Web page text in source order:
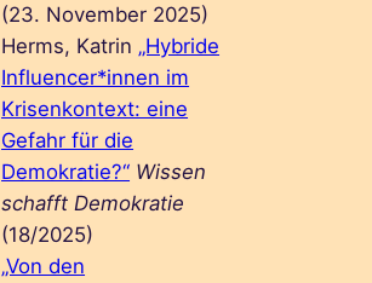
(23. November 2025)
Herms, Katrin „Hybride
Influencer*innen im
Krisenkontext: eine
Gefahr für die
Demokratie?“ Wissen
schafft Demokratie
(18/2025)
„Von den